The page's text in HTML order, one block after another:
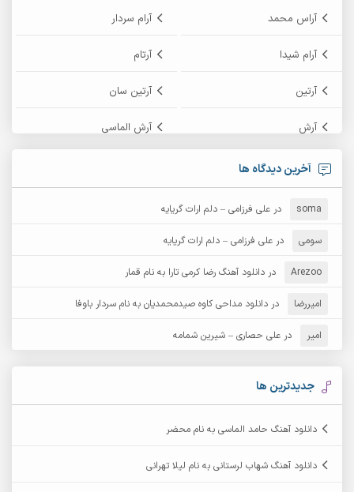
آراس محمد آرام سردار
آرام شیدا آرتام
آرتین آرتین سان
آرش آرش الماسی
آرش امامی
آرش عثمان
آرش مبهم آرش مستشیری
آرش مهرابی آرش نظری
آرشام
آرکاداش
آخرین دیدگاه ها
soma در علی فرزامی – دلم ارات گریایه
سومی در علی فرزامی – دلم ارات گریایه
Arezoo در دانلود آهنگ رضا کرمی تارا به نام قمار
امیررضا در دانلود مداحی کاوه صیدمحمدیان به نام سردار باوفا
امیر در علی حصاری – شیرین شمامه
جدیدترین ها
دانلود آهنگ حامد الماسی به نام محضر
دانلود آهنگ شهاب لرستانی به نام لیلا تهرانی